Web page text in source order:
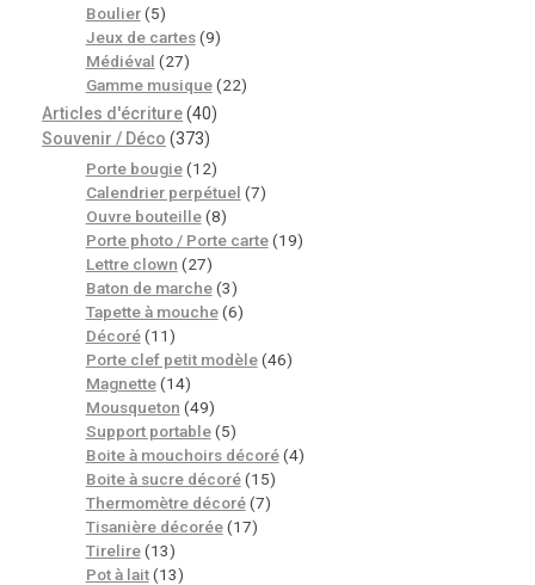
Boulier (5)
Jeux de cartes (9)
Médiéval (27)
Gamme musique (22)
Articles d'écriture(40)
Souvenir / Déco (373)
Porte bougie (12)
Calendrier perpétuel (7)
Ouvre bouteille (8)
Porte photo / Porte carte (19)
Lettre clown (27)
Baton de marche (3)
Tapette à mouche (6)
Décoré (11)
Porte clef petit modèle (46)
Magnette (14)
Mousqueton (49)
Support portable (5)
Boite à mouchoirs décoré (4)
Boite à sucre décoré (15)
Thermomètre décoré (7)
Tisanière décorée (17)
Tirelire (13)
Pot à lait (13)